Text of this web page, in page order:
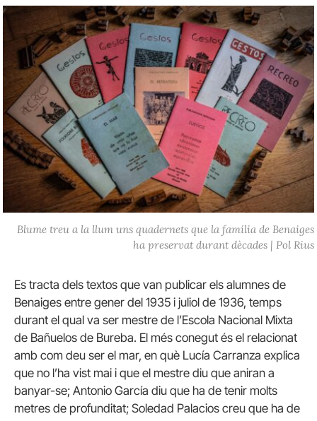
Blume treu a la llum uns quadernets que la família de Benaiges
ha preservat durant dècades | Pol Rius
Es tracta dels textos que van publicar els alumnes de
Benaiges entre gener del 1935 i juliol de 1936, temps
durant el qual va ser mestre de l’Escola Nacional Mixta
de Bañuelos de Bureba. El més conegut és el relacionat
amb com deu ser el mar, en què Lucía Carranza explica
que no l’ha vist mai i que el mestre diu que aniran a
banyar-se; Antonio García diu que ha de tenir molts
metres de profunditat; Soledad Palacios creu que ha de